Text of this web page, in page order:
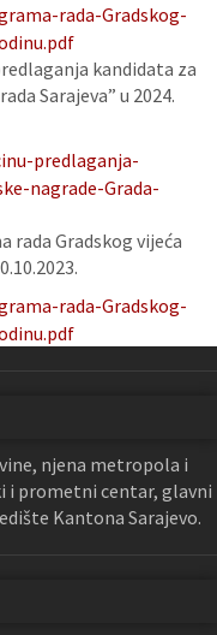
rada-Gradskog-
kandidata za
Sarajeva” u 2024.
predlaganja-
nagrade-Grada-
rada Gradskog vijeća
rada-Gradskog-
njena metropola i
i prometni centar, glavni
Kantona Sarajevo.